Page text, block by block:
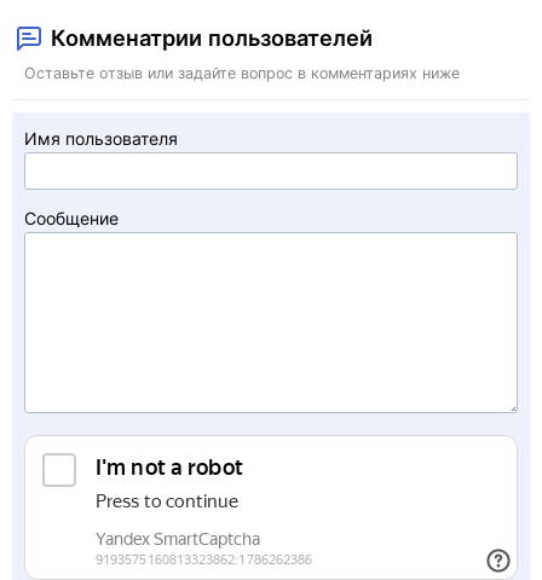
Комменатрии пользователей
Оставьте отзыв или задайте вопрос в комментариях ниже
Имя пользователя
Сообщение